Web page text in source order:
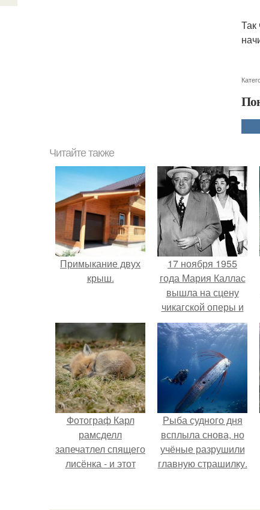
Так
Читайте также
Примыкание двух
крыш.
17 ноября 1955
года Мария Каллас
вышла на сцену
чикагской оперы и
сорвала овации.
Фотограф Карл
рамсделл
запечатлел спящего
лисёнка - и этот
самое суровое
Рыба судного дня
всплыла снова, но
учёные разрушили
главную страшилку.